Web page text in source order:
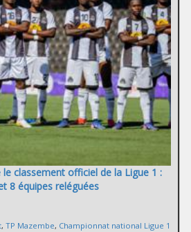
le classement officiel de la Ligue 1 :
8 équipes reléguées
, TP Mazembe, Championnat national Ligue 1